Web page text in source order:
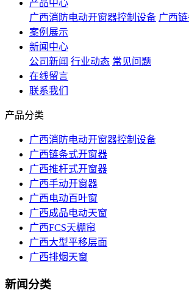
产品中心
广西消防电动开窗器控制设备 广西
案例展示
新闻中心
公司新闻 行业动态 常见问题
在线留言
联系我们
产品分类
广西消防电动开窗器控制设备
广西链条式开窗器
广西推杆式开窗器
广西手动开窗器
广西电动百叶窗
广西成品电动天窗
广西FCS天棚帘
广西大型平移层面
广西排烟天窗
新闻分类